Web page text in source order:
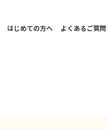
はじめての方へ よくあるご質問